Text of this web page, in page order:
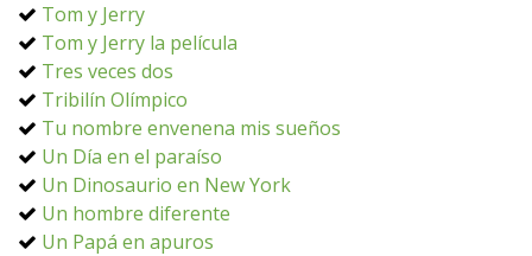
Tom y Jerry
Tom y Jerry la película
Tres veces dos
Tribilín Olímpico
Tu nombre envenena mis sueños
Un Día en el paraíso
Un Dinosaurio en New York
Un hombre diferente
Un Papá en apuros